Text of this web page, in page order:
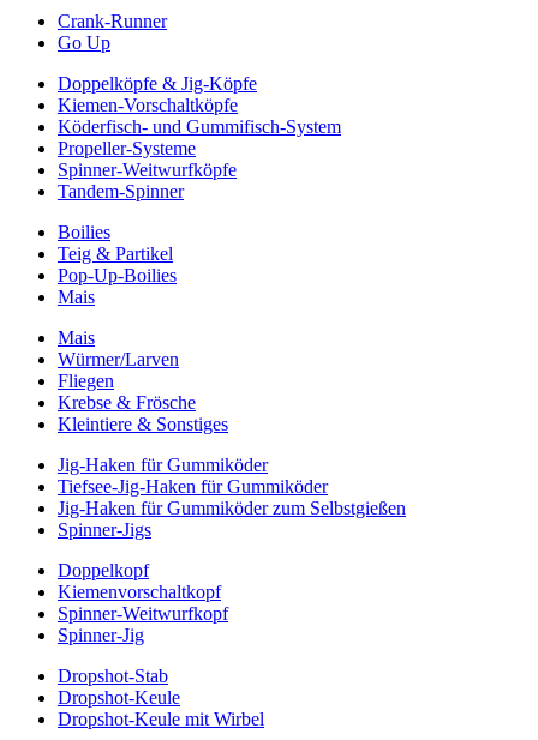
Crank-Runner
Go Up
Doppelköpfe & Jig-Köpfe
Kiemen-Vorschaltköpfe
Köderfisch- und Gummifisch-System
Propeller-Systeme
Spinner-Weitwurfköpfe
Tandem-Spinner
Boilies
Teig & Partikel
Pop-Up-Boilies
Mais
Mais
Würmer/Larven
Fliegen
Krebse & Frösche
Kleintiere & Sonstiges
Jig-Haken für Gummiköder
Tiefsee-Jig-Haken für Gummiköder
Jig-Haken für Gummiköder zum Selbstgießen
Spinner-Jigs
Doppelkopf
Kiemenvorschaltkopf
Spinner-Weitwurfkopf
Spinner-Jig
Dropshot-Stab
Dropshot-Keule
Dropshot-Keule mit Wirbel